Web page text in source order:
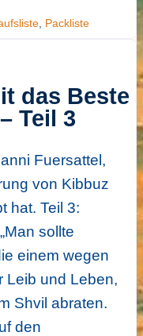
, Packliste
das Beste
Teil 3
Fuersattel,
von Kibbuz
hat. Teil 3:
sollte
einem wegen
Leib und Leben,
Shvil abraten.
den